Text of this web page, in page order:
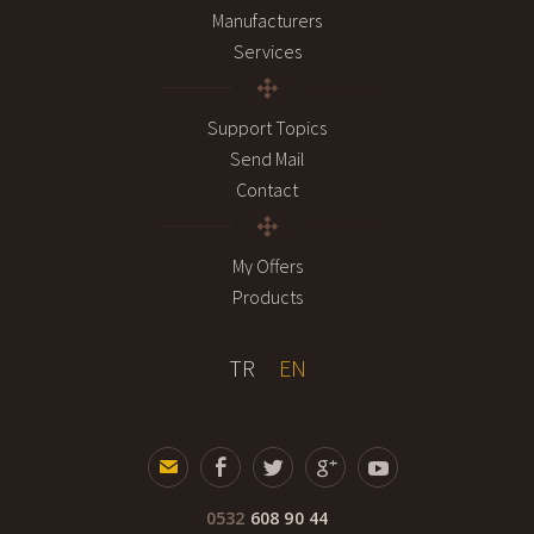
Manufacturers
Services
Support Topics
Send Mail
Contact
My Offers
Products
TR EN
0532 608 90 44